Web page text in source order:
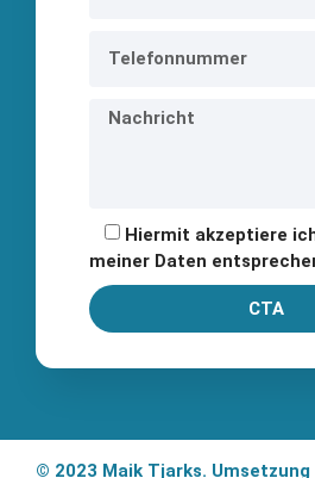
Hiermit akzeptiere
meiner Daten
CTA
© 2023 Maik Tjarks. Umsetzung